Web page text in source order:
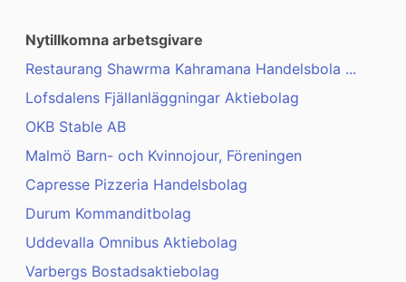
Nytillkomna arbetsgivare
Restaurang Shawrma Kahramana Handelsbola ...
Lofsdalens Fjällanläggningar Aktiebolag
OKB Stable AB
Malmö Barn- och Kvinnojour, Föreningen
Capresse Pizzeria Handelsbolag
Durum Kommanditbolag
Uddevalla Omnibus Aktiebolag
Varbergs Bostadsaktiebolag